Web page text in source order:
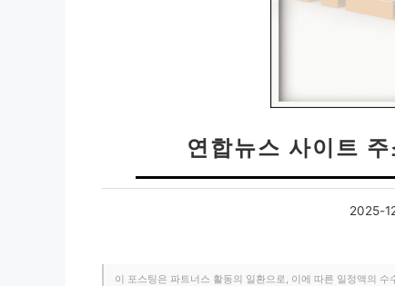
연합뉴스 사이트
2025-
이 포스팅은 파트너스 활동의 일환으로, 이에 따른 일정액의 수